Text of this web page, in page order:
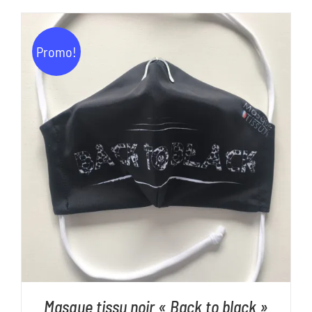
initial
11,00€.
actuel
Promo!
AJOUTER AU PANIER / DÉTAILS
Masque tissu noir « Back to black »